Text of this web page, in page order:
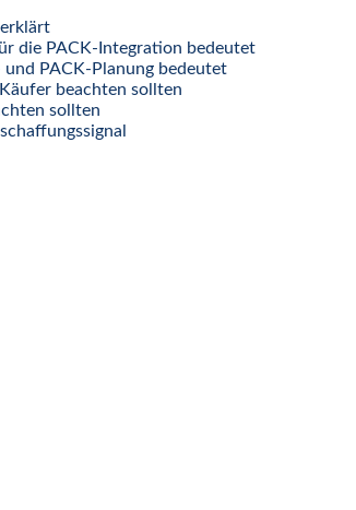
die PACK-Integration bedeutet
PACK-Planung bedeutet
beachten sollten
sollten